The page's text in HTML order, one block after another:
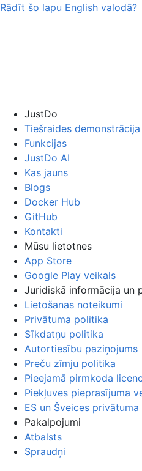
Rādīt šo lapu English valodā?
JustDo
Tiešraides demonstrācija
Funkcijas
JustDo AI
Kas jauns
Blogs
Docker Hub
GitHub
Kontakti
Mūsu lietotnes
App Store
Google Play veikals
Juridiskā informācija un
Lietošanas noteikumi
Privātuma politika
Sīkdatņu politika
Autortiesību paziņojums
Preču zīmju politika
Pieejamā pirmkoda
Piekļuves pieprasījuma
ES un Šveices
Pakalpojumi
Atbalsts
Spraudņi